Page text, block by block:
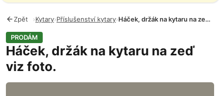
Zpět ›Kytary›Příslušenství kytary› Háček, držák na kytaru na zeď viz foto.
PRODÁM
Háček, držák na kytaru na zeď
viz foto.
Fotografie